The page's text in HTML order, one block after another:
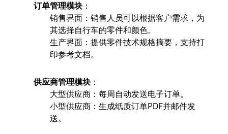
订单管理模块 ：
销售界面：销售人员可以根据客户需求，为
其选择自行车的零件和颜色。
生产界面：提供零件技术规格摘要，支持打
印参考文档。
供应商管理模块 ：
大型供应商：每周自动发送电子订单。
小型供应商：生成纸质订单PDF并邮件发
送。